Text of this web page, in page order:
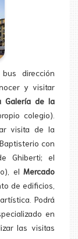
dirección
y visitar
Galería de la
colegio).
visita de la
Baptisterio con
Ghiberti; el
elMercado
de edificios,
Podrá
en
las visitas